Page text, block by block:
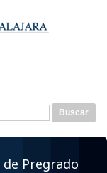
de
Pregrado